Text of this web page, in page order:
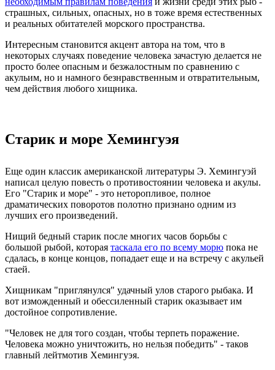
страшных, сильных, опасных, но в тоже время естественных
и реальных обитателей морского пространства.
Интересным становится акцент автора на том, что в
некоторых случаях поведение человека зачастую делается не
просто более опасным и безжалостным по сравнению с
акульим, но и намного безнравственным и отвратительным,
чем действия любого хищника.
Старик и море Хемингуэя
Еще один классик американской литературы Э. Хемингуэй
написал целую повесть о противостоянии человека и акулы.
Его "Старик и море" - это неторопливое, полное
драматических поворотов полотно признано одним из
лучших его произведений.
Нищий бедный старик после многих часов борьбы с
большой рыбой, которая таскала его по всему морю пока не
сдалась, в конце концов, попадает еще и на встречу с акульей
стаей.
Хищникам "приглянулся" удачный улов старого рыбака. И
вот изможденный и обессиленный старик оказывает им
достойное сопротивление.
"Человек не для того создан, чтобы терпеть поражение.
Человека можно уничтожить, но нельзя победить" - таков
главный лейтмотив Хемингуэя.